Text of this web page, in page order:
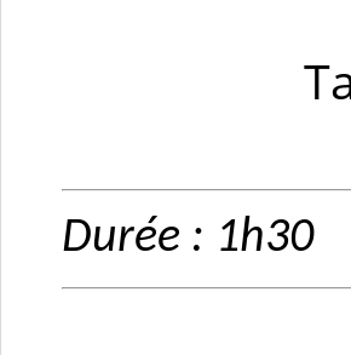
Durée : 1h30